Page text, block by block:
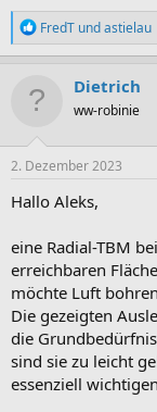
R
e
a
t
n
e
:
FredT undastielau
Dietrich
ww-robinie
2. Dezember 2023
Hallo Aleks,
eine Radial-TBM
erreichbaren
möchte Luft
Die gezeigten
die
sind sie zu leicht
essenziell